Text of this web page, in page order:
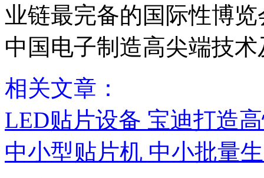
业链最完备的国际性博
中国电子制造高尖端技
相关文章：
LED贴片设备 宝迪打造
中小型贴片机 中小批量